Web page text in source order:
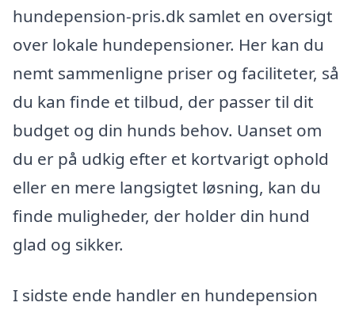
hundepension-pris.dk samlet en oversigt
over lokale hundepensioner. Her kan du
nemt sammenligne priser og faciliteter, så
du kan finde et tilbud, der passer til dit
budget og din hunds behov. Uanset om
du er på udkig efter et kortvarigt ophold
eller en mere langsigtet løsning, kan du
finde muligheder, der holder din hund
glad og sikker.
I sidste ende handler en hundepension